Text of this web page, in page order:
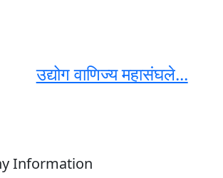
उद्योग वाणिज्य महासंघले...
Information